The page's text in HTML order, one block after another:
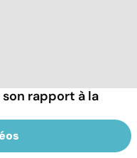
son rapport à la